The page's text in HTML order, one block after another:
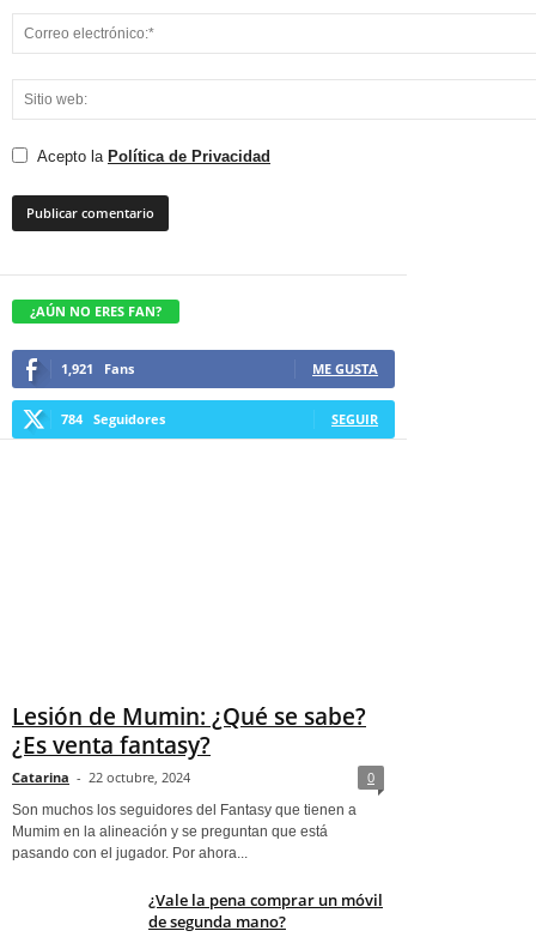
Acepto la Política de Privacidad
¿AÚN NO ERES FAN?
1,921 Fans ME GUSTA
784 Seguidores SEGUIR
Lesión de Mumin: ¿Qué se sabe?
¿Es venta fantasy?
Catarina - 22 octubre, 2024 0
Son muchos los seguidores del Fantasy que tienen a
Mumim en la alineación y se preguntan que está
pasando con el jugador. Por ahora...
¿Vale la pena comprar un móvil
de segunda mano?